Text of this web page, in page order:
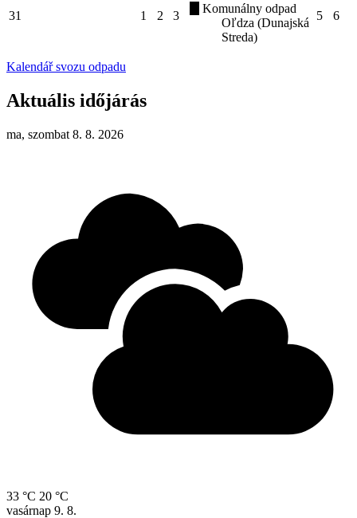
31 1 2 3
Komunálny odpad
Oľdza (Dunajská
Streda)
5 6
Kalendář svozu odpadu
Aktuális időjárás
ma, szombat 8. 8. 2026
33 °C 20 °C
vasárnap 9. 8.